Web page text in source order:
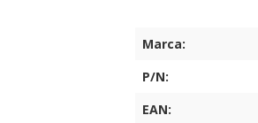
Marca:
P/N:
EAN: